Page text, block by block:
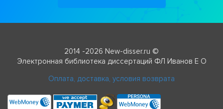
2014 -2026 New-disser.ru ©
Электронная библиотека диссертаций ФЛ Иванов Е О
Оплата, доставка, условия возврата